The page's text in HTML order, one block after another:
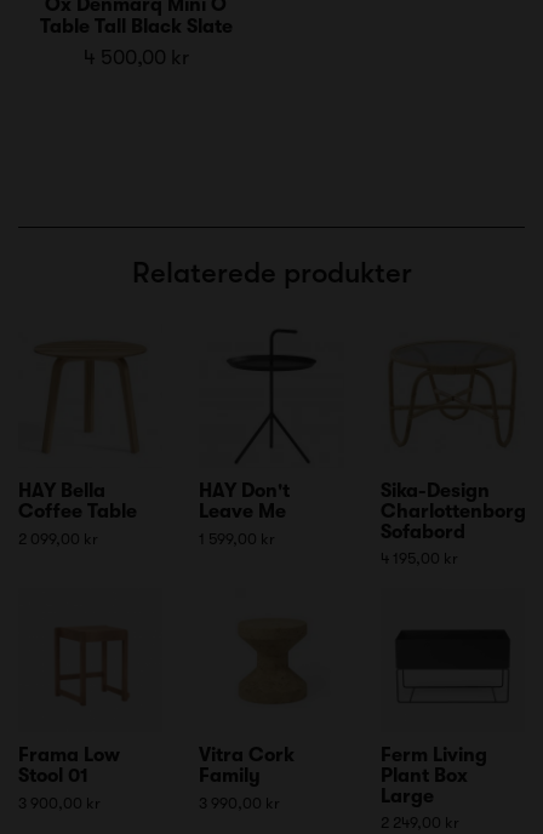
Ox Denmarq Mini O
Table Tall Black Slate
4 500,00 kr
Relaterede produkter
HAY Bella
Coffee Table
2 099,00 kr
HAY Don't
Leave Me
1 599,00 kr
Sika-Design
Charlottenborg
Sofabord
4 195,00 kr
Frama Low
Stool 01
3 900,00 kr
Vitra Cork
Family
3 990,00 kr
Ferm Living
Plant Box
Large
2 249,00 kr